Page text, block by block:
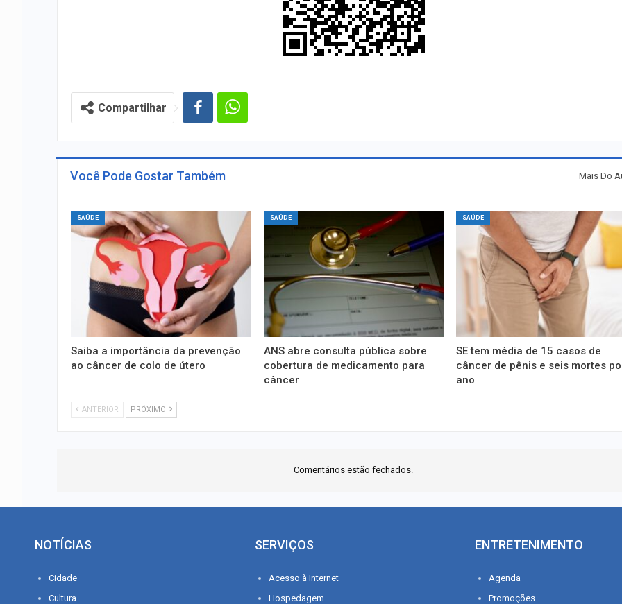
Compartilhar
Você Pode Gostar Também Mais Do
SAÚDE
Saiba a importância da prevenção
ao câncer de colo de útero
SAÚDE
ANS abre consulta pública sobre
cobertura de medicamento para
câncer
SAÚDE
SE tem média de 15 casos de
câncer de pênis e seis mortes
ano
ANTERIOR PRÓXIMO
Comentários estão fechados.
NOTÍCIAS
Cidade
Cultura
SERVIÇOS
Acesso à Internet
Hospedagem
ENTRETENIMENTO
Agenda
Promoções